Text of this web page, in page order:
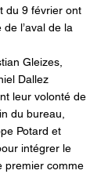
l’aval de la
Gleizes,
Dallez
leur volonté de
du bureau,
Potard et
intégrer le
premier comme